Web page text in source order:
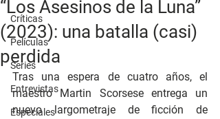
Críticas
Películas
Series
Entrevistas
Especiales
“Los Asesinos de la Luna”
(2023): una batalla (casi)
perdida
Tras una espera de cuatro años, el
maestro Martin Scorsese entrega un
nuevo largometraje de ficción de